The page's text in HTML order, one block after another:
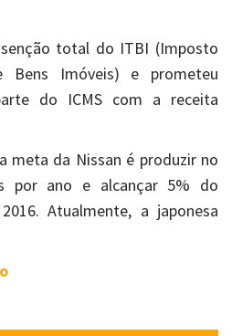
total do ITBI (Imposto
Bens Imóveis) e prometeu
do ICMS com a receita
meta da Nissan é produzir no
por ano e alcançar 5% do
Atualmente, a japonesa